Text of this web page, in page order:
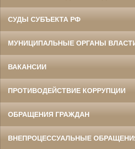
СУДЫ СУБЪЕКТА РФ
МУНИЦИПАЛЬНЫЕ ОРГАНЫ
ВАКАНСИИ
ПРОТИВОДЕЙСТВИЕ КОРРУПЦИИ
ОБРАЩЕНИЯ ГРАЖДАН
ВНЕПРОЦЕССУАЛЬНЫЕ